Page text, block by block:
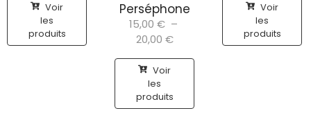
Voir
les
produits
Perséphone
15,00 € –
20,00 €
Voir
les
produits
Voir
les
produits